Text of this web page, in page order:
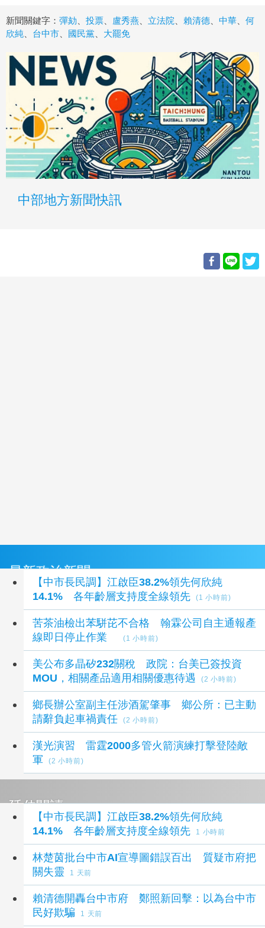
新聞關鍵字： 彈劾 投票 盧秀燕 立法院 賴清德 中華
何
欣純
台中市 國民黨 大罷免
中部地方新聞快訊
最新政治新聞
【中市長民調】江啟臣38.2%領先何欣純
14.1% 各年齡層支持度全線領先
(1 小時前)
苦茶油檢出苯駢芘不合格 翰霖公司自主通報產
線即日停止作業
(1 小時前)
美公布多晶矽232關稅 政院：台美已簽投資
MOU，相關產品適用相關優惠待遇
(2 小時前)
鄉長辦公室副主任涉酒駕肇事 鄉公所：已主動
請辭負起車禍責任
(2 小時前)
漢光演習 雷霆2000多管火箭演練打擊登陸敵
軍
(2 小時前)
延伸閱讀
【中市長民調】江啟臣38.2%領先何欣純
14.1% 各年齡層支持度全線領先
1 小時前
林楚茵批台中市AI宣導圖錯誤百出 質疑市府把
關失靈
1 天前
賴清德開轟台中市府 鄭照新回擊：以為台中市
民好欺騙
1 天前